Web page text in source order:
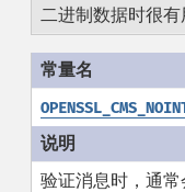
二进制数据时很有
验证消息时，通